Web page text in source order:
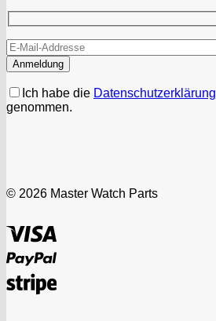
Ich habe die Datenschutzerklärung
genommen.
© 2026 Master Watch Parts
PayPal
Stripe